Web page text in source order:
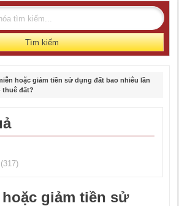
Tìm kiếm
hoặc giảm tiền sử dụng đất bao nhiêu lần
đất?
(317)
giảm tiền sử